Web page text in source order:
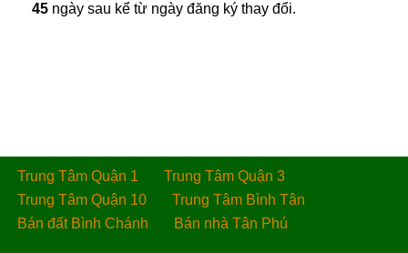
45 ngày sau kể từ ngày đăng ký thay đổi.
Trung Tâm Quận 1
Trung Tâm Quận 3
Trung Tâm Quận 10
Trung Tâm Bình Tân
Bán đất Bình Chánh
Bán nhà Tân Phú